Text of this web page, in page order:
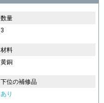
数量
3
材料
黄銅
下位の補修品
あり